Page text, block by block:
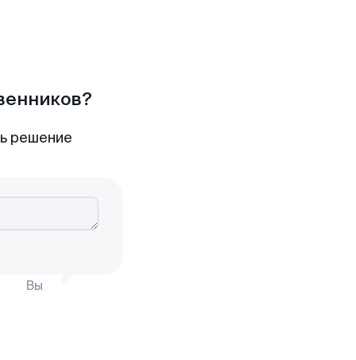
решение
Вы